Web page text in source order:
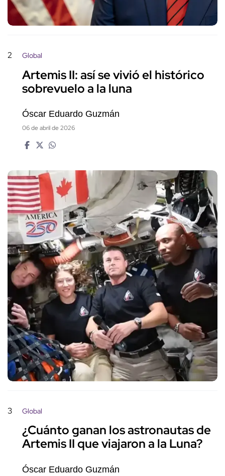
2 Global
Artemis II: así se vivió el histórico
sobrevuelo a la luna
Óscar Eduardo Guzmán
06 de abril de 2026
3 Global
¿Cuánto ganan los astronautas de
Artemis II que viajaron a la Luna?
Óscar Eduardo Guzmán